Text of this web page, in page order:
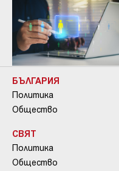
БЪЛГАРИЯ
Политика
Общество
СВЯТ
Политика
Общество